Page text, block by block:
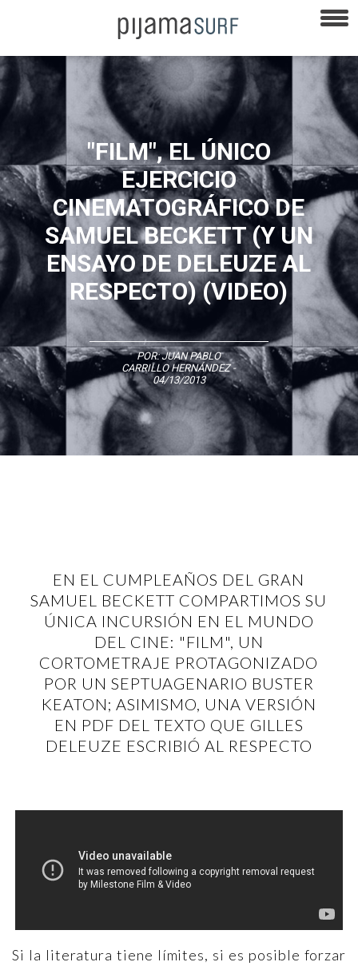
"FILM", EL ÚNICO
EJERCICIO
CINEMATOGRÁFICO DE
SAMUEL BECKETT (Y UN
ENSAYO DE DELEUZE AL
RESPECTO) (VIDEO)
POR:JUAN PABLO
CARRILLO HERNÁNDEZ-
04/13/2013
EN EL CUMPLEAÑOS DEL GRAN
SAMUEL BECKETT COMPARTIMOS SU
ÚNICA INCURSIÓN EN EL MUNDO
DEL CINE: "FILM", UN
CORTOMETRAJE PROTAGONIZADO
POR UN SEPTUAGENARIO BUSTER
KEATON; ASIMISMO, UNA VERSIÓN
EN PDF DEL TEXTO QUE GILLES
DELEUZE ESCRIBIÓ AL RESPECTO
Si la literatura tiene límites, si es posible forzar